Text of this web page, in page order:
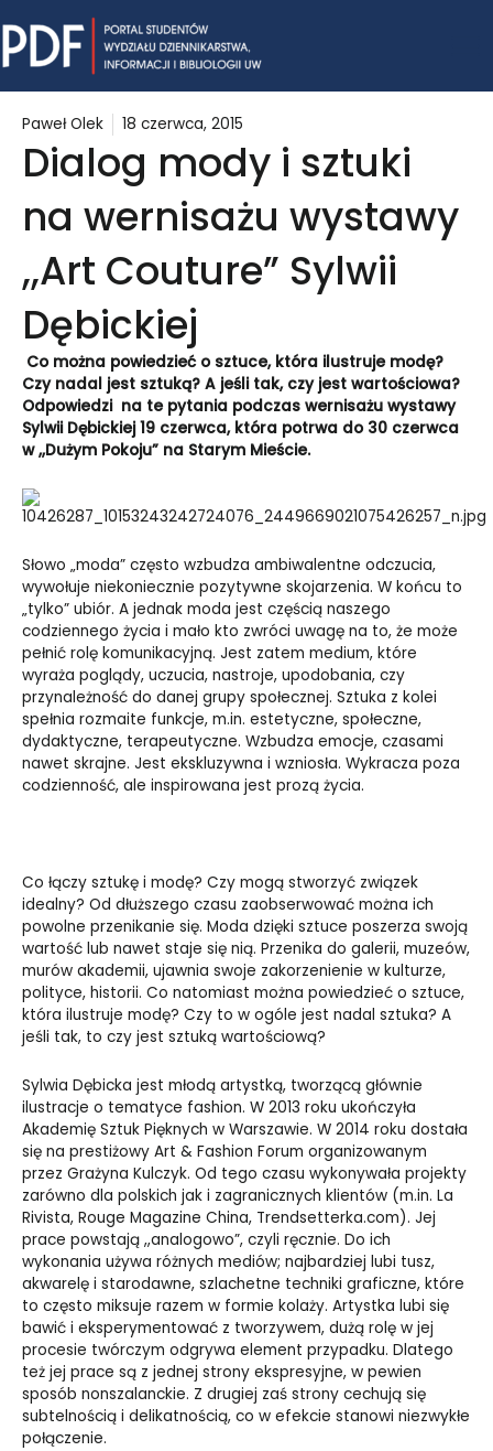
to
content
Paweł Olek 18 czerwca, 2015
Dialog mody i sztuki
na wernisażu wystawy
,,Art Couture” Sylwii
Dębickiej
Co można powiedzieć o sztuce, która ilustruje modę?
Czy nadal jest sztuką? A jeśli tak, czy jest wartościowa?
Odpowiedzi na te pytania podczas wernisażu wystawy
Sylwii Dębickiej 19 czerwca, która potrwa do 30 czerwca
w ,,Dużym Pokoju” na Starym Mieście.
Słowo „moda” często wzbudza ambiwalentne odczucia,
wywołuje niekoniecznie pozytywne skojarzenia. W końcu to
„tylko” ubiór. A jednak moda jest częścią naszego
codziennego życia i mało kto zwróci uwagę na to, że może
pełnić rolę komunikacyjną. Jest zatem medium, które
wyraża poglądy, uczucia, nastroje, upodobania, czy
przynależność do danej grupy społecznej. Sztuka z kolei
spełnia rozmaite funkcje, m.in. estetyczne, społeczne,
dydaktyczne, terapeutyczne. Wzbudza emocje, czasami
nawet skrajne. Jest ekskluzywna i wzniosła. Wykracza poza
codzienność, ale inspirowana jest prozą życia.
Co łączy sztukę i modę? Czy mogą stworzyć związek
idealny? Od dłuższego czasu zaobserwować można ich
powolne przenikanie się. Moda dzięki sztuce poszerza swoją
wartość lub nawet staje się nią. Przenika do galerii, muzeów,
murów akademii, ujawnia swoje zakorzenienie w kulturze,
polityce, historii. Co natomiast można powiedzieć o sztuce,
która ilustruje modę? Czy to w ogóle jest nadal sztuka? A
jeśli tak, to czy jest sztuką wartościową?
Sylwia Dębicka jest młodą artystką, tworzącą głównie
ilustracje o tematyce fashion. W 2013 roku ukończyła
Akademię Sztuk Pięknych w Warszawie. W 2014 roku dostała
się na prestiżowy Art & Fashion Forum organizowanym
przez Grażyna Kulczyk. Od tego czasu wykonywała projekty
zarówno dla polskich jak i zagranicznych klientów (m.in. La
Rivista, Rouge Magazine China, Trendsetterka.com). Jej
prace powstają ,,analogowo”, czyli ręcznie. Do ich
wykonania używa różnych mediów; najbardziej lubi tusz,
akwarelę i starodawne, szlachetne techniki graficzne, które
to często miksuje razem w formie kolaży. Artystka lubi się
bawić i eksperymentować z tworzywem, dużą rolę w jej
procesie twórczym odgrywa element przypadku. Dlatego
też jej prace są z jednej strony ekspresyjne, w pewien
sposób nonszalanckie. Z drugiej zaś strony cechują się
subtelnością i delikatnością, co w efekcie stanowi niezwykłe
połączenie.